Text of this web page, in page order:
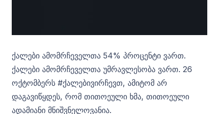
ქალები ამომრჩეველთა 54% პროცენტი ვართ.
ქალები ამომრჩეველთა უმრავლესობა ვართ. 26
ოქტომბერს #ქალებივირჩევთ, ამიტომ არ
დაგავიწყდეს, რომ თითოეული ხმა, თითოეული
ადამიანი მნიშვნელოვანია.